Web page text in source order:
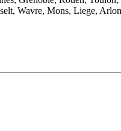
Wavre, Mons, Liege,